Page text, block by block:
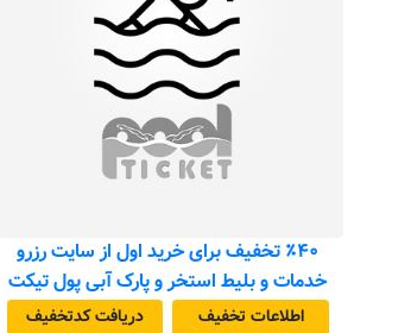
٪۴۰ تخفیف برای خرید اول از سایت رزرو
خدمات و بلیط استخر و پارک آبی پول تیکت
اطلاعات تخفیف دریافت کد‌تخفیف